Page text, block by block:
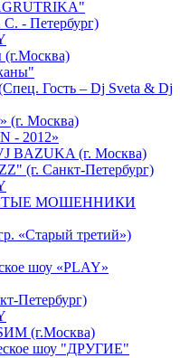
- Петербург)
Гость – Dj Sveta & Dj
(г. Москва)
- 2012»
BAZUKA (г. Москва)
(г. Санкт-Петербург)
МОШЕННИКИ
«Старый третий»)
шоу «PLAY»
Петербург)
(г.Москва)
шоу "ДРУГИЕ"